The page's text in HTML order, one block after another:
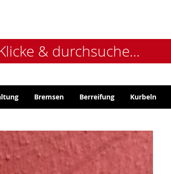
Bremsen Berreifung Kurbeln